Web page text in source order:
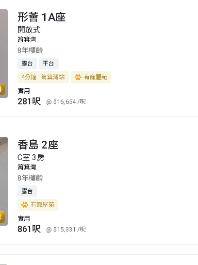
形薈 1A座
開放式
筲箕灣
8年樓齡
露台
平台
4分鐘 · 筲箕灣站
有寵屋苑
實用
281呎 @ $16,654/呎
香島 2座
C室 3房
筲箕灣
8年樓齡
露台
有寵屋苑
實用
861呎 @ $15,331/呎